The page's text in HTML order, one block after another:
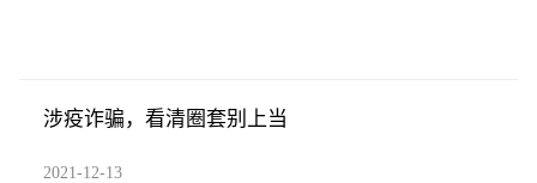
涉疫诈骗，看清圈套别上当
2021-12-13